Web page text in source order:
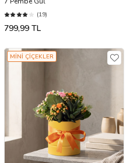
(19)
799,99 TL
MİNİ ÇİÇEKLER